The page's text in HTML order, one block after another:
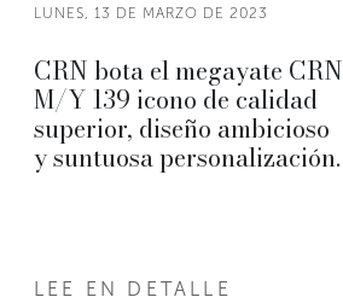
LUNES, 13 DE MARZO DE 2023
CRN bota el megayate CRN
M/Y 139 icono de calidad
superior, diseño ambicioso
y suntuosa personalización.
LEE EN DETALLE